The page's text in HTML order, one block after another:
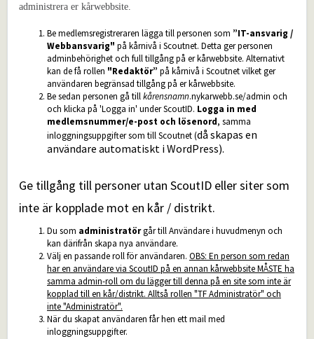
administrera er kårwebbsite.
Be medlemsregistreraren lägga till personen som ”IT-ansvarig /
Webbansvarig" på kårnivå i Scoutnet. Detta ger personen
adminbehörighet och full tillgång på er kårwebbsite. Alternativt
kan de få rollen "Redaktör” på kårnivå i Scoutnet vilket ger
användaren begränsad tillgång på er kårwebbsite.
Be sedan personen gå tillkårensnamn.nykarwebb.se/admin och
och klicka på 'Logga in' under ScoutID. Logga in med
medlemsnummer/e-post och lösenord, samma
inloggningsuppgifter som till Scoutnet (då skapas en
användare automatiskt i WordPress).
Ge tillgång till personer utan ScoutID eller siter som
inte är kopplade mot en kår / distrikt.
Du som administratörgår till Användare i huvudmenyn och
kan därifrån skapa nya användare.
Välj en passande roll för användaren. OBS: En person som redan
har en användare via ScoutID på en annan kårwebbsite MÅSTE ha
samma admin-roll om du lägger till denna på en site som inte är
kopplad till en kår/distrikt. Alltså rollen "TF Administratör" och
inte "Administratör".
När du skapat användaren får hen ett mail med
inloggningsuppgifter.